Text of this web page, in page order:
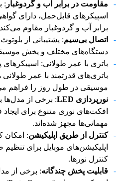
مقاومت در برابر آب و گردوغبار :
برابر آب و گردوغبار مقاوم
اتصال بی‌سیم
دستگاه‌های مختلف و پخش
باتری با عمر طولانی: اسپیکرهای
باتری‌های قدرتمند با عمر
موسیقی در طول روز را فراهم
نورپردازی LED
: برخی از مدل‌ها
افکت‌های نوری متنوع برای
مهمانی‌ها مجهز شده‌اند.
کنترل از طریق اپلیکیشن: امکان
اپلیکیشن‌های موبایل برای
کنترل نورها.
قابلیت پخش چندگانه: برخی از